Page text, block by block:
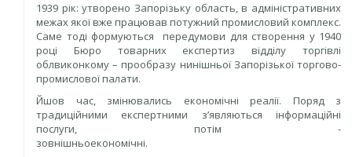
1939 рік: утворено Запорізьку область, в адміністративних
межах якої вже працював потужний промисловий комплекс.
Саме тоді формуються передумови для створення у 1940
році Бюро товарних експертиз відділу торгівлі
облвиконкому – прообразу нинішньої Запорізької торгово-
промислової палати.
Йшов час, змінювались економічні реалії. Поряд з
традиційними експертними з’являються інформаційні
послуги, потім -
зовнішньоекономічні.